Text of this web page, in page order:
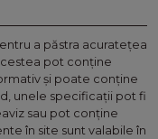
a păstra acurateţea
pot conţine
şi poate conţine
unele specificaţii pot fi
sau pot conţine
în site sunt valabile în